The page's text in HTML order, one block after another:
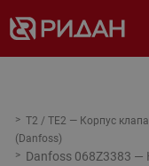
T2 / TE2 — Корпус
(Danfoss)
Danfoss 068Z3383 —